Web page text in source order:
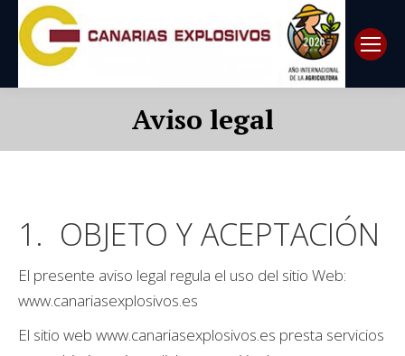
Aviso legal
Estás aquí:
1. OBJETO Y ACEPTACIÓN
El presente aviso legal regula el uso del sitio Web:
www.canariasexplosivos.es
El sitio web www.canariasexplosivos.es presta servicios